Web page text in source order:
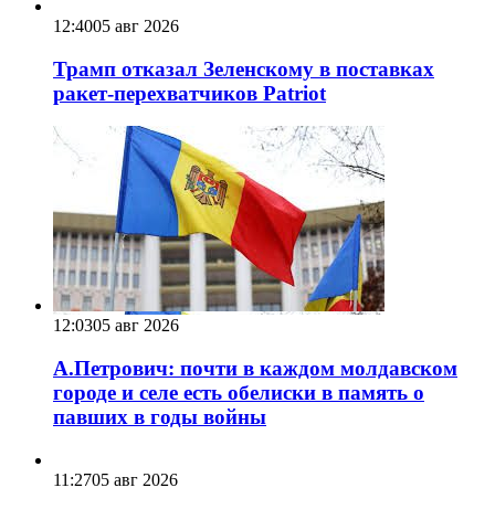
12:4005 авг 2026
Трамп отказал Зеленскому в поставках
ракет-перехватчиков Patriot
12:0305 авг 2026
А.Петрович: почти в каждом молдавском
городе и селе есть обелиски в память о
павших в годы войны
11:2705 авг 2026